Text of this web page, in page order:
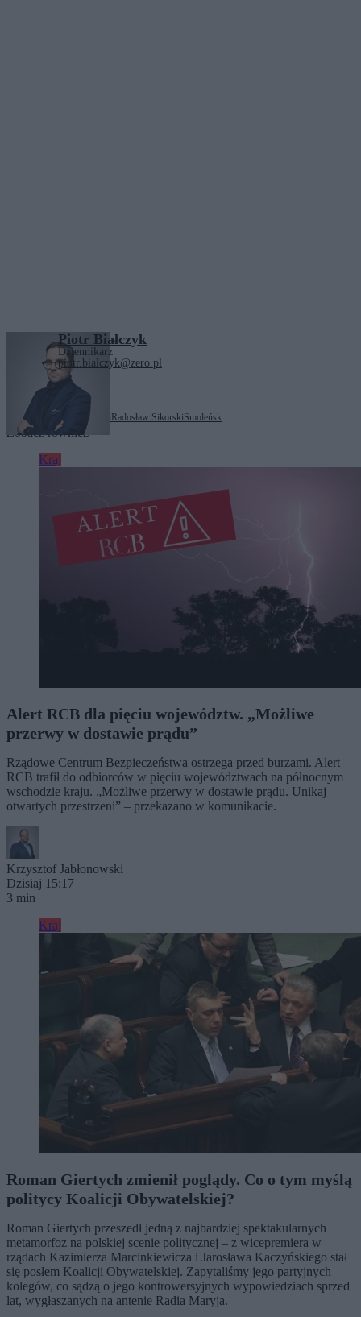
Piotr Białczyk
Dziennikarz
piotr.bialczyk@zero.pl
Tagi: Jarosław Kaczyński Radosław SikorskiSmoleńsk
Zobacz również
Kraj
Alert RCB dla pięciu województw. „Możliwe
przerwy w dostawie prądu”
Rządowe Centrum Bezpieczeństwa ostrzega przed burzami. Alert
RCB trafił do odbiorców w pięciu województwach na północnym
wschodzie kraju. „Możliwe przerwy w dostawie prądu. Unikaj
otwartych przestrzeni” – przekazano w komunikacie.
Krzysztof Jabłonowski
Dzisiaj 15:17
3 min
Kraj
Roman Giertych zmienił poglądy. Co o tym myślą
politycy Koalicji Obywatelskiej?
Roman Giertych przeszedł jedną z najbardziej spektakularnych
metamorfoz na polskiej scenie politycznej – z wicepremiera w
rządach Kazimierza Marcinkiewicza i Jarosława Kaczyńskiego stał
się posłem Koalicji Obywatelskiej. Zapytaliśmy jego partyjnych
kolegów, co sądzą o jego kontrowersyjnych wypowiedziach sprzed
lat, wygłaszanych na antenie Radia Maryja.